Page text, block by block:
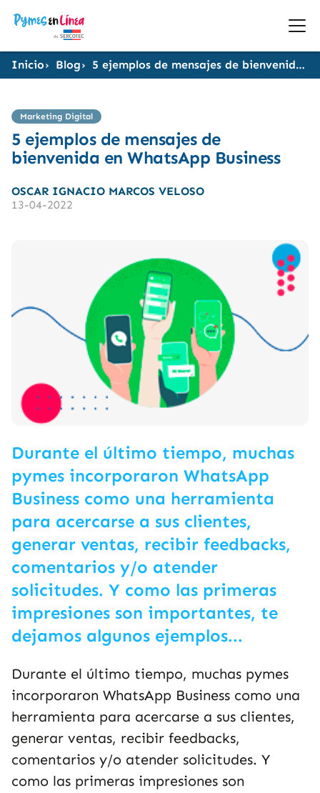
Inicio Blog 5 ejemplos de mensajes de bienvenida en WhatsApp Business
Marketing Digital
5 ejemplos de mensajes de
bienvenida en WhatsApp Business
OSCAR IGNACIO MARCOS VELOSO
13-04-2022
Durante el último tiempo, muchas
pymes incorporaron WhatsApp
Business como una herramienta
para acercarse a sus clientes,
generar ventas, recibir feedbacks,
comentarios y/o atender
solicitudes. Y como las primeras
impresiones son importantes, te
dejamos algunos ejemplos...
Durante el último tiempo, muchas pymes
incorporaron WhatsApp Business como una
herramienta para acercarse a sus clientes,
generar ventas, recibir feedbacks,
comentarios y/o atender solicitudes. Y
como las primeras impresiones son